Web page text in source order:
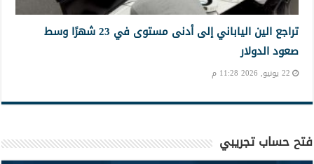
تراجع الين الياباني إلى أدنى مستوى في 23 شهرًا وسط
صعود الدولار
22 يونيو, 2026 11:28 م
فتح حساب تجريبي